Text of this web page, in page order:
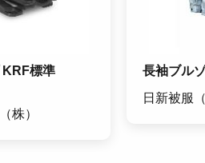
KRF標準
株）
長袖ブル
日新被服（